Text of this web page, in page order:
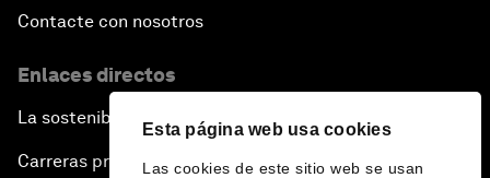
Esta página web usa cookies
Las cookies de este sitio web se usan
Contacte con nosotros
Enlaces directos
La sostenibilidad en el Foro
Carreras profesionales